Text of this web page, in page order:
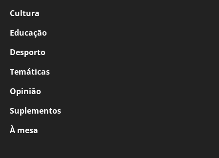
Cultura
Educação
Desporto
Temáticas
Opinião
Suplementos
À mesa